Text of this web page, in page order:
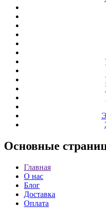
Основные
Главная
О нас
Блог
Доставка
Оплата